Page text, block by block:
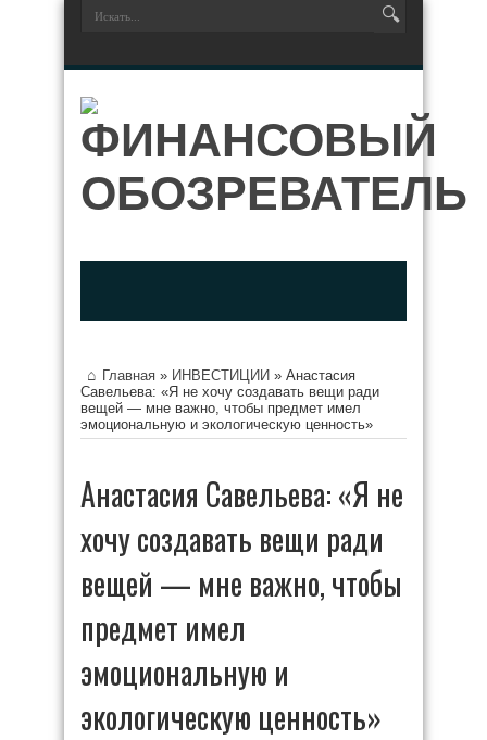
Главная » ИНВЕСТИЦИИ » Анастасия
Савельева: «Я не хочу создавать вещи ради
вещей — мне важно, чтобы предмет имел
эмоциональную и экологическую ценность»
Анастасия Савельева: «Я не
хочу создавать вещи ради
вещей — мне важно, чтобы
предмет имел
эмоциональную и
экологическую ценность»